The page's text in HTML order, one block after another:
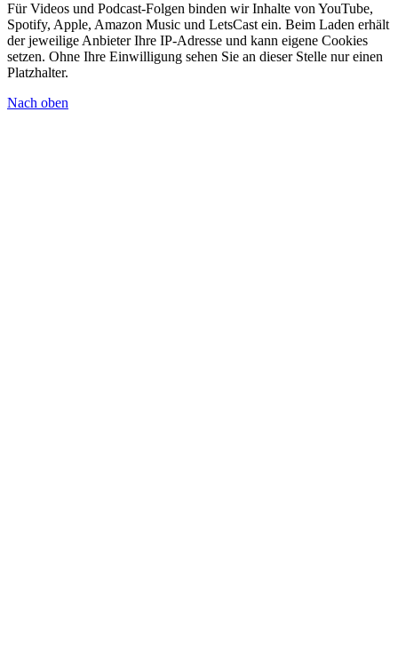
Für Videos und Podcast-Folgen binden wir Inhalte von YouTube,
Spotify, Apple, Amazon Music und LetsCast ein. Beim Laden erhält
der jeweilige Anbieter Ihre IP-Adresse und kann eigene Cookies
setzen. Ohne Ihre Einwilligung sehen Sie an dieser Stelle nur einen
Platzhalter.
Nach oben